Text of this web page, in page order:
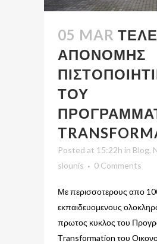
05 MAR
ΑΠΟΝΟΜΗΣ
ΤΟΥ
Posted at 15:22h in Blog,
slounis
0 Comments
Με περισσοτερους απο
εκπαιδευομενους
πρωτος κυκλος του
Τransformation του